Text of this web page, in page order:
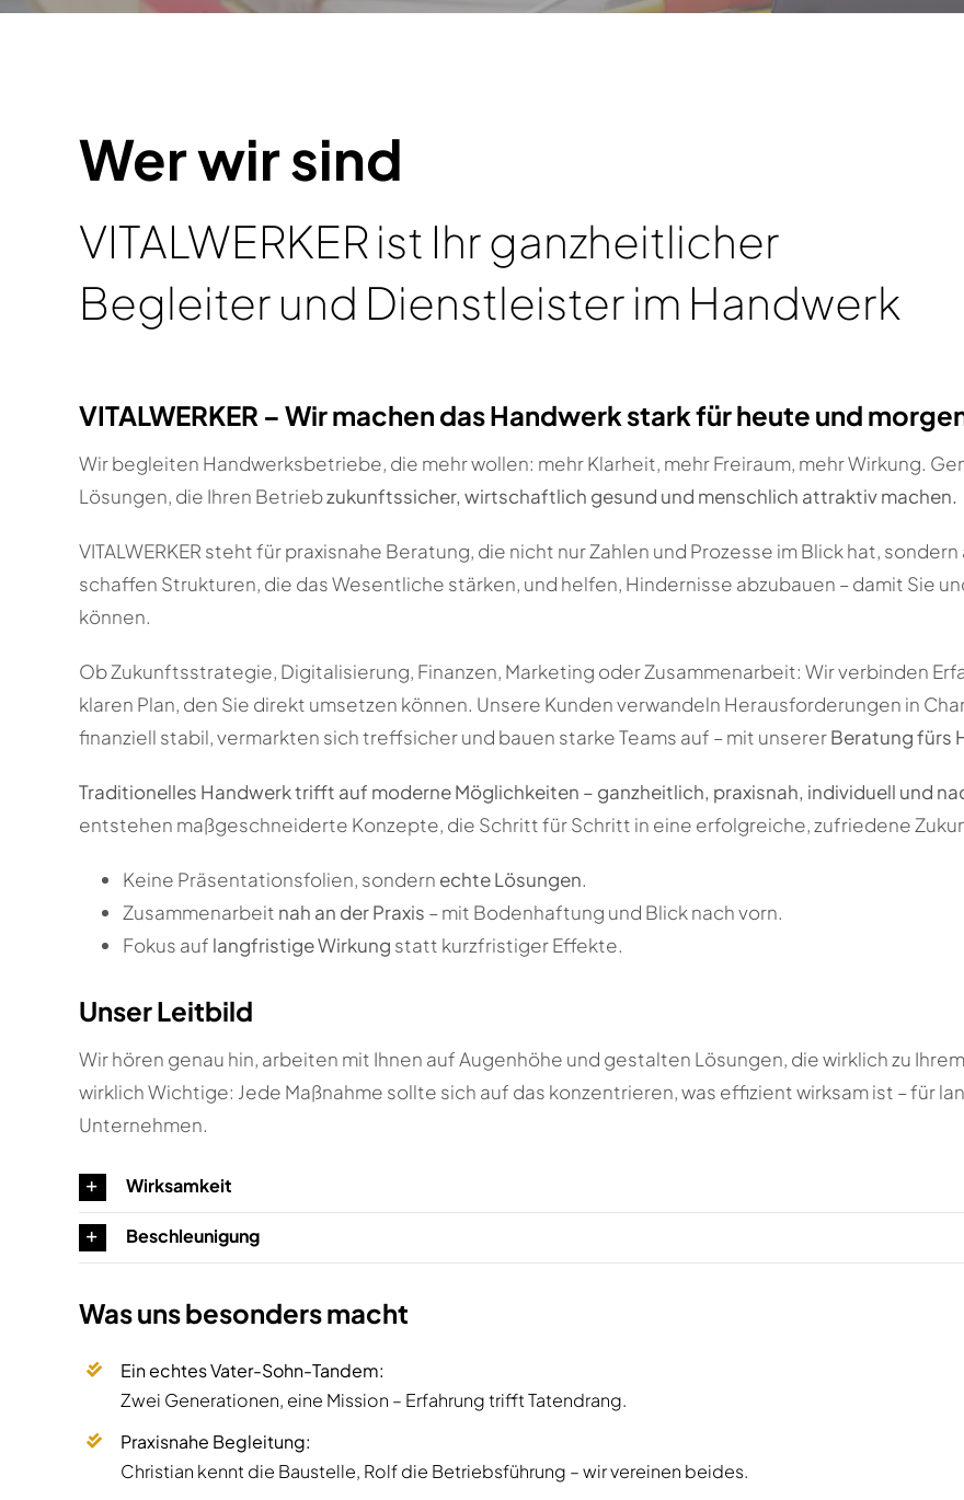
Wer wir sind
VITALWERKER ist Ihr ganzheitlicher
Begleiter und Dienstleister im Handwerk
VITALWERKER – Wir machen das Handwerk stark für heute und
Wir begleiten Handwerksbetriebe, die mehr wollen: mehr Klarheit, mehr Freiraum, mehr Wirkung.
Lösungen, die Ihren Betriebzukunftssicher, wirtschaftlich gesund und menschlich attraktiv machen.
VITALWERKER steht für praxisnahe Beratung, die nicht nur Zahlen und Prozesse im Blick hat,
schaffen Strukturen, die das Wesentliche stärken, und helfen, Hindernisse abzubauen – damit Sie
können.
Ob Zukunftsstrategie, Digitalisierung, Finanzen, Marketing oder Zusammenarbeit: Wir verbinden
klaren Plan, den Sie direkt umsetzen können. Unsere Kunden verwandeln Herausforderungen in
finanziell stabil, vermarkten sich treffsicher und bauen starke Teams auf – mit unsererBeratung fürs
Traditionelles Handwerk trifft auf moderne Möglichkeiten – ganzheitlich, praxisnah, individuell und
entstehen maßgeschneiderte Konzepte, die Schritt für Schritt in eine erfolgreiche, zufriedene
Keine Präsentationsfolien, sondern echte Lösungen.
Zusammenarbeit nah an der Praxis – mit Bodenhaftung und Blick nach vorn.
Fokus auf langfristige Wirkung statt kurzfristiger Effekte.
Unser Leitbild
Wir hören genau hin, arbeiten mit Ihnen auf Augenhöhe und gestalten Lösungen, die wirklich zu
wirklich Wichtige: Jede Maßnahme sollte sich auf das konzentrieren, was effizient wirksam ist – für
Unternehmen.
Wirksamkeit
Beschleunigung
Was uns besonders macht
Ein echtes Vater-Sohn-Tandem:
Zwei Generationen, eine Mission – Erfahrung trifft Tatendrang.
Praxisnahe Begleitung:
Christian kennt die Baustelle, Rolf die Betriebsführung – wir vereinen beides.